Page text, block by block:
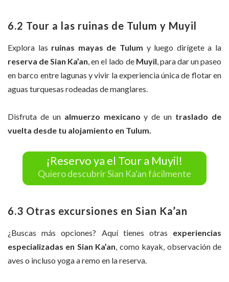
6.2 Tour a las ruinas de Tulum y Muyil
Explora las ruinas mayas de Tulum y luego dirígete a la
reserva de Sian Ka’an, en el lado de Muyil, para dar un paseo
en barco entre lagunas y vivir la experiencia única de flotar en
aguas turquesas rodeadas de manglares.
Disfruta de unalmuerzo mexicano y de un traslado de
vuelta desde tu alojamiento en Tulum.
¡Reservo ya el Tour a Muyil!
Quiero descubrir Sian Ka'an fácilmente
6.3 Otras excursiones en Sian Ka’an
¿Buscas más opciones? Aquí tienes otras experiencias
especializadas en Sian Ka’an, como kayak, observación de
aves o incluso yoga a remo en la reserva.